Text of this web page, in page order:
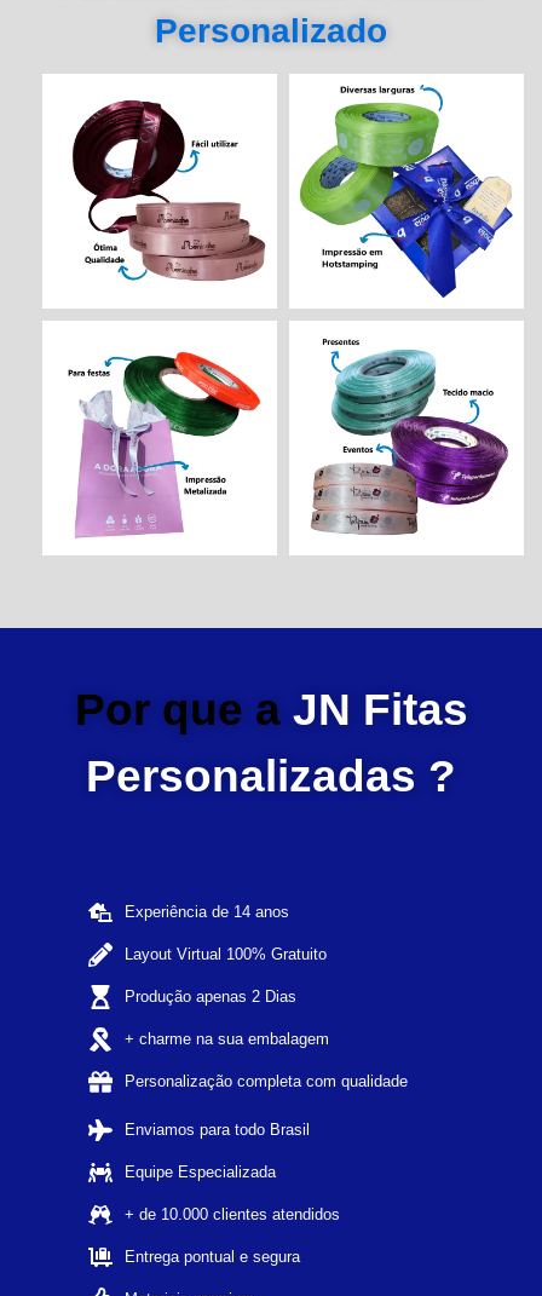
Personalizado
Por que a JN Fitas
Personalizadas ?
Experiência de 14 anos
Layout Virtual 100% Gratuito
Produção apenas 2 Dias
+ charme na sua embalagem
Personalização completa com qualidade
Enviamos para todo Brasil
Equipe Especializada
+ de 10.000 clientes atendidos
Entrega pontual e segura